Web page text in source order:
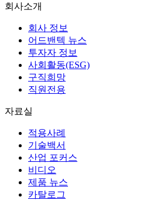
회사소개
회사 정보
어드밴텍 뉴스
투자자 정보
사회활동(ESG)
구직희망
직원전용
자료실
적용사례
기술백서
산업 포커스
비디오
제품 뉴스
카탈로그